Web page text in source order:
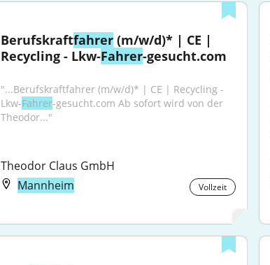
Berufskraftfahrer (m/w/d)* | CE |
Recycling - Lkw-Fahrer-gesucht.com
"...Berufskraftfahrer (m/w/d)* | CE | Recycling -
Lkw-Fahrer-gesucht.com Ab sofort wird von der
Theodor..."
Theodor Claus GmbH
Mannheim
Vollzeit